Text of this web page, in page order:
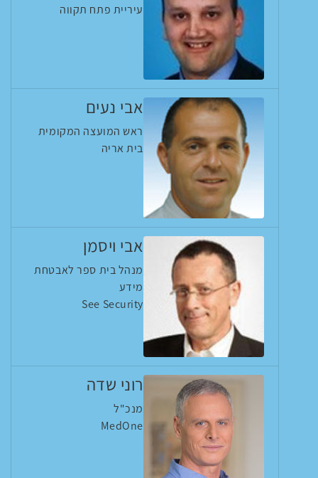
עיריית פתח תקווה
אבי נעים
ראש המועצה המקומית
בית אריה
אבי ויסמן
מנהל בית ספר לאבטחת
מידע
See Security
רוני שדה
מנכ"ל
MedOne